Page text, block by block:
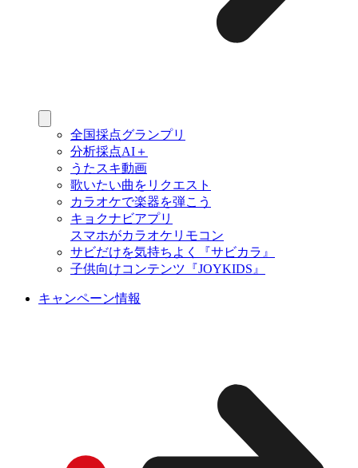
全国採点グランプリ
分析採点AI＋
うたスキ動画
歌いたい曲をリクエスト
カラオケで楽器を弾こう
キョクナビアプリ
スマホがカラオケリモコン
サビだけを気持ちよく『サビカラ』
子供向けコンテンツ『JOYKIDS』
キャンペーン情報